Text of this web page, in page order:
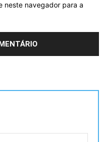
neste navegador para a